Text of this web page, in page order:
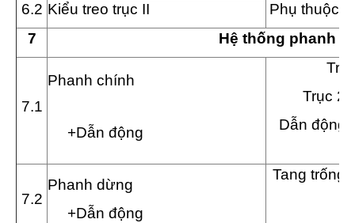
6.2 Kiểu treo trục II
Phụ thuộc,
7
Hệ thống phanh
7.1
Phanh chính
+Dẫn động
Trục 2:
Dẫn động
7.2
Phanh dừng
+Dẫn động
Tang